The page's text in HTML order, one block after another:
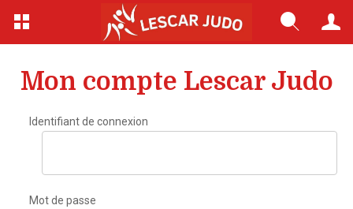
Mon compte Lescar Judo
Identifiant de connexion
Mot de passe